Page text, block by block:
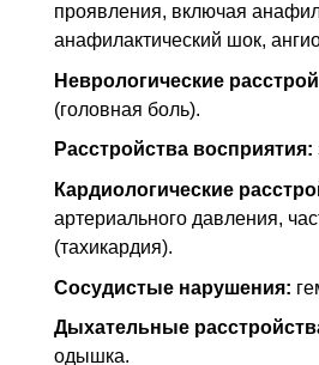
проявления, включая
анафилактический шок,
Неврологические
(головная боль).
Расстройства восприятия:
Кардиологические
артериального давления,
(тахикардия).
Сосудистые нарушения:
Дыхательные
одышка.